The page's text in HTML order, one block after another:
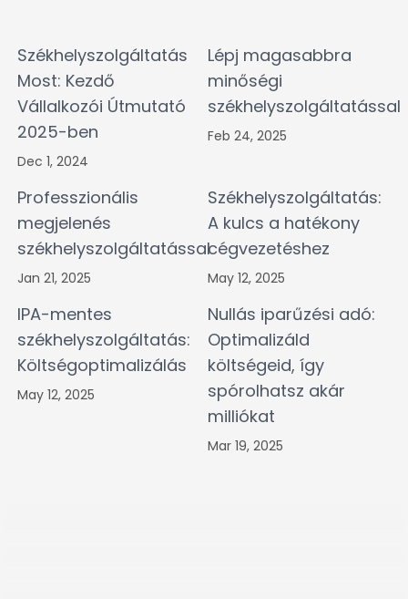
Székhelyszolgáltatás
Most: Kezdő
Vállalkozói Útmutató
2025-ben
Dec 1, 2024
Lépj magasabbra
minőségi
székhelyszolgáltatással
Feb 24, 2025
Professzionális
megjelenés
székhelyszolgáltatással
Jan 21, 2025
Székhelyszolgáltatás:
A kulcs a hatékony
cégvezetéshez
May 12, 2025
IPA-mentes
székhelyszolgáltatás:
Költségoptimalizálás
May 12, 2025
Nullás iparűzési adó:
Optimalizáld
költségeid, így
spórolhatsz akár
milliókat
Mar 19, 2025